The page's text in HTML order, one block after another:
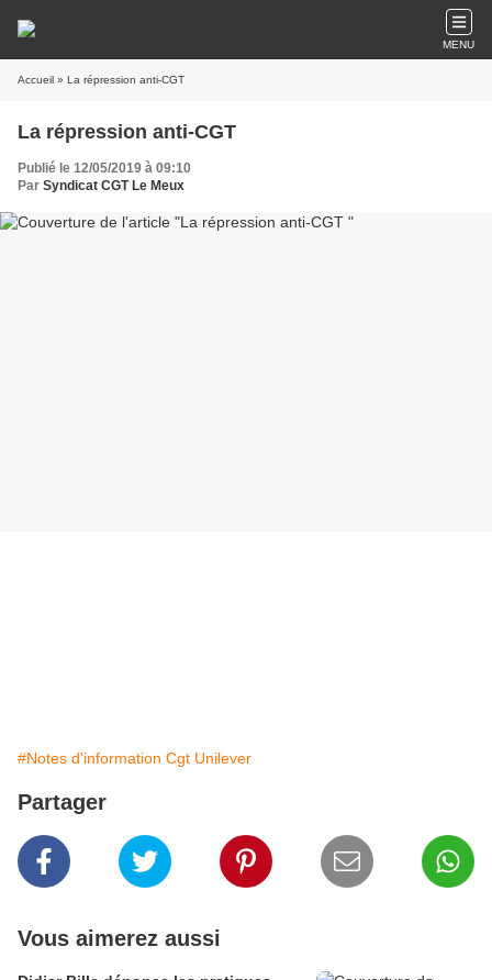
MENU
Accueil » La répression anti-CGT
La répression anti-CGT
Publié le 12/05/2019 à 09:10
Par Syndicat CGT Le Meux
#Notes d'information Cgt Unilever
Partager
Vous aimerez aussi